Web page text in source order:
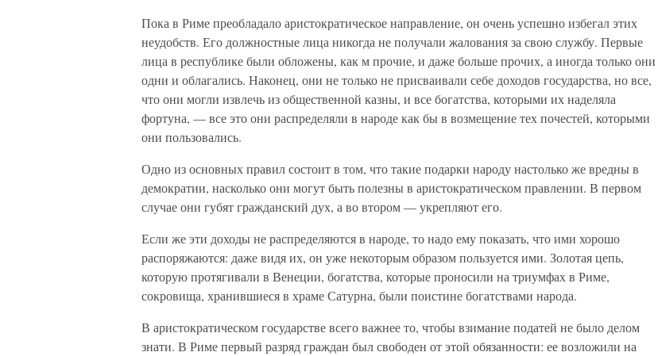
Пока в Риме преобладало аристократическое направление, он очень успешно избегал этих
неудобств. Его должностные лица никогда не получали жалования за свою службу. Первые
лица в республике были обложены, как м прочие, и даже больше прочих, а иногда только они
одни и облагались. Наконец, они не только не присваивали себе доходов государства, но все,
что они могли извлечь из общественной казны, и все богатства, которыми их наделяла
фортуна, — все это они распределяли в народе как бы в возмещение тех почестей, которыми
они пользовались.
Одно из основных правил состоит в том, что такие подарки народу настолько же вредны в
демократии, насколько они могут быть полезны в аристократическом правлении. В первом
случае они губят гражданский дух, а во втором — укрепляют его.
Если же эти доходы не распределяются в народе, то надо ему показать, что ими хорошо
распоряжаются: даже видя их, он уже некоторым образом пользуется ими. Золотая цепь,
которую протягивали в Венеции, богатства, которые проносили на триумфах в Риме,
сокровища, хранившиеся в храме Сатурна, были поистине богатствами народа.
В аристократическом государстве всего важнее то, чтобы взимание податей не было делом
знати. В Риме первый разряд граждан был свободен от этой обязанности: ее возложили на